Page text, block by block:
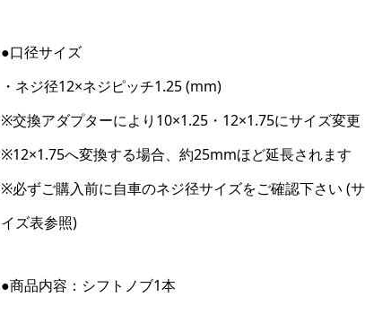
●口径サイズ
・ネジ径12×ネジピッチ1.25 (mm)
※交換アダプターにより10×1.25・12×1.75にサイズ変更
※12×1.75へ変換する場合、約25mmほど延長されます
※必ずご購入前に自車のネジ径サイズをご確認下さい (サ
イズ表参照)
●商品内容：シフトノブ1本